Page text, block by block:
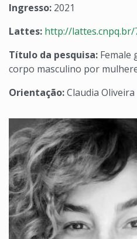
Ingresso: 2021
Lattes: http://lattes.cnpq.br/
Título da pesquisa: Female
corpo masculino por
Orientação:Claudia Oliveira